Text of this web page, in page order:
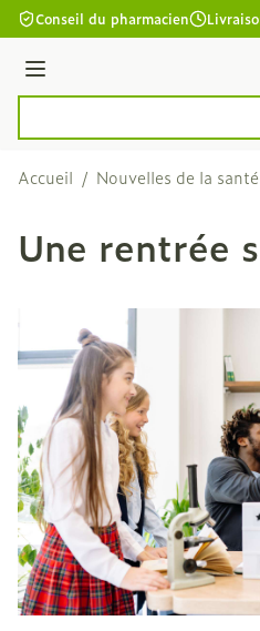
Aller au contenu
Conseil du pharmacien
Menu
Accueil / Nouvelles de la santé
Une rentrée